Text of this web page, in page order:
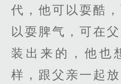
代，他可以耍酷
以耍脾气，可在
装出来的，他也
样，跟父亲一起